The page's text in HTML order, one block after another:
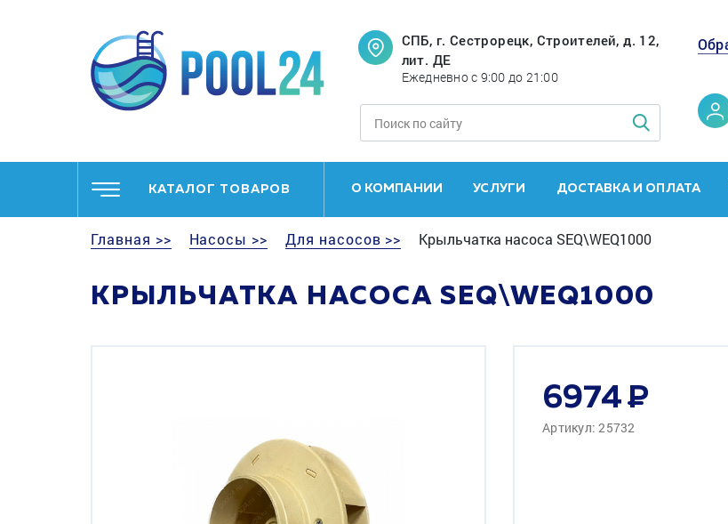
СПБ, г. Сестрорецк, Строителей, д. 12,
лит. ДЕ
Ежедневно с 9:00 до 21:00
КАТАЛОГ ТОВАРОВ О КОМПАНИИ УСЛУГИ ДОСТАВКА И ОПЛАТА
Главная >> Насосы >> Для насосов >> Крыльчатка насоса SEQ\WEQ1000
КРЫЛЬЧАТКА НАСОСА SEQ\WEQ1000
6974
Артикул: 25732